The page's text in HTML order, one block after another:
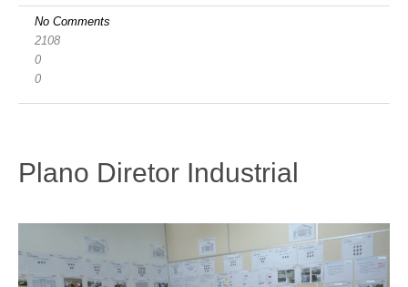
No Comments
2108
0
0
Plano Diretor Industrial